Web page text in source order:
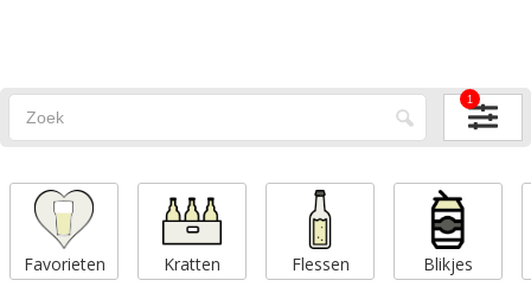
1
Favorieten Kratten Flessen Blikjes